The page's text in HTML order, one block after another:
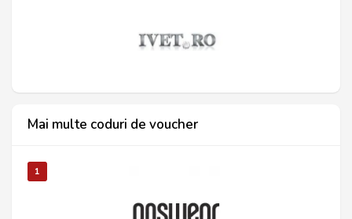
Mai multe coduri de voucher
1